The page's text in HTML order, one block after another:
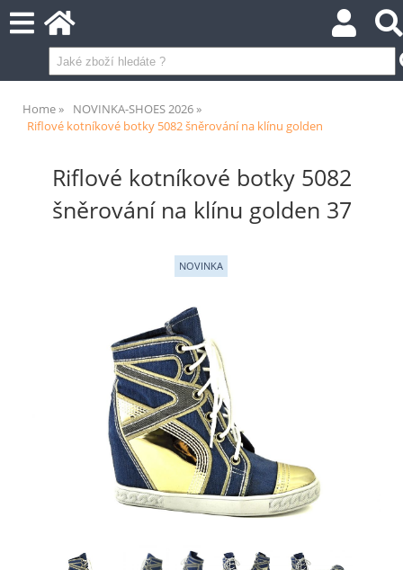
Home
NOVINKA-SHOES 2026
Riflové kotníkové botky 5082 šněrování na klínu golden
Riflové kotníkové botky 5082
šněrování na klínu golden 37